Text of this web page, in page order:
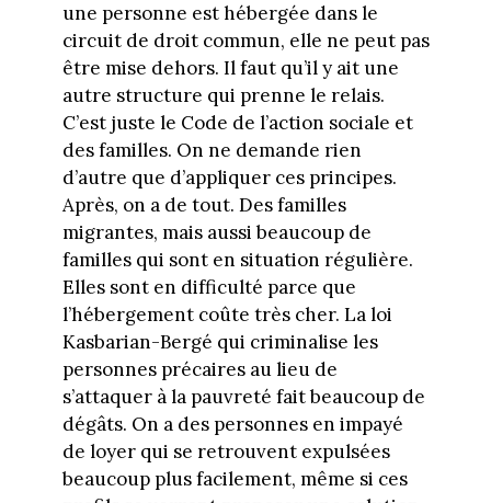
une personne est hébergée dans le
circuit de droit commun, elle ne peut pas
être mise dehors. Il faut qu’il y ait une
autre structure qui prenne le relais.
C’est juste le Code de l’action sociale et
des familles. On ne demande rien
d’autre que d’appliquer ces principes.
Après, on a de tout. Des familles
migrantes, mais aussi beaucoup de
familles qui sont en situation régulière.
Elles sont en difficulté parce que
l’hébergement coûte très cher. La loi
Kasbarian-Bergé qui criminalise les
personnes précaires au lieu de
s’attaquer à la pauvreté fait beaucoup de
dégâts. On a des personnes en impayé
de loyer qui se retrouvent expulsées
beaucoup plus facilement, même si ces